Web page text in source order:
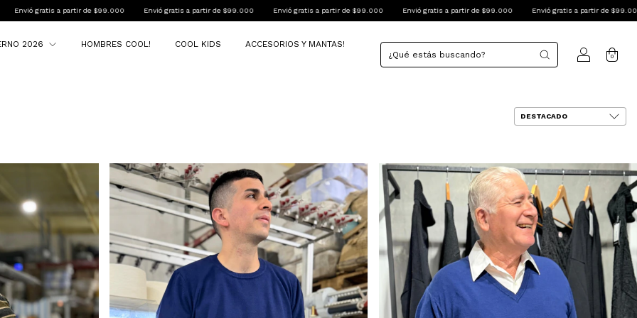
Envió gratis a partir de $99.000 Envió gratis a partir de $99.000 Envió gratis a partir de $99.000 Envió gratis a partir de $99.000 Envió gratis a partir de
2026 HOMBRES COOL! COOL KIDS ACCESORIOS Y MANTAS!
0